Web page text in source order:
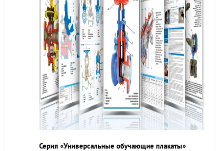
Серия «Универсальные обучающие плакаты»